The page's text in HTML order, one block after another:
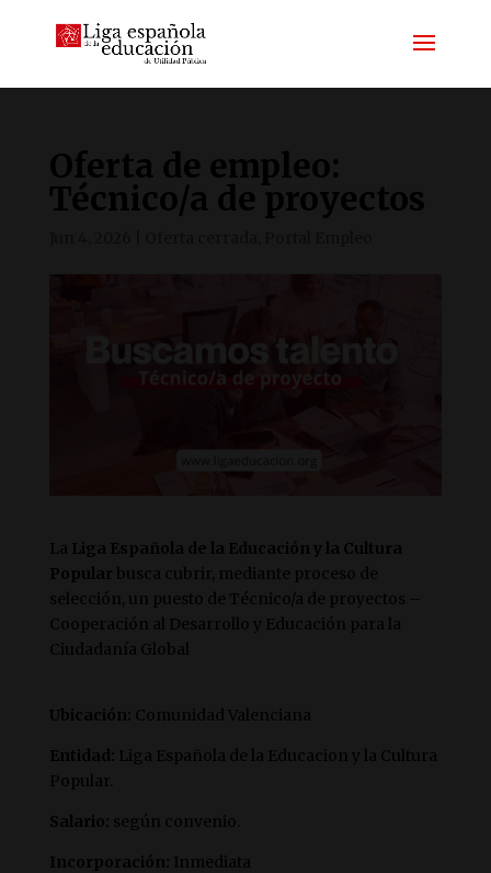
Oferta de empleo:
Técnico/a de proyectos
La Liga Española de la Educación y la Cultura
Popular busca cubrir, mediante proceso de
selección, un puesto de Técnico/a de proyectos –
Cooperación al Desarrollo y Educación para la
Ciudadanía Global
Ubicación: Comunidad Valenciana
Entidad: Liga Española de la Educacion y la Cultura
Popular.
Salario: según convenio.
Incorporación: Inmediata